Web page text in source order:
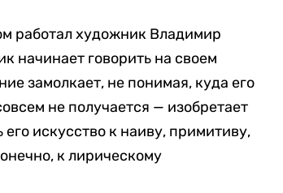
работал художник Владимир
начинает говорить на своем
замолкает, не понимая, куда его
не получается — изобретает
искусство к наиву, примитиву,
к лирическому